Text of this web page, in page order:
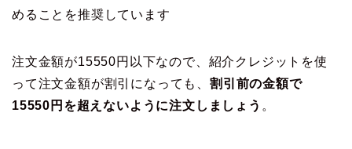
めることを推奨しています
注文金額が15550円以下なので、紹介クレジットを使
って注文金額が割引になっても、 割引前の金額で
15550円を超えないように注文しましょう 。